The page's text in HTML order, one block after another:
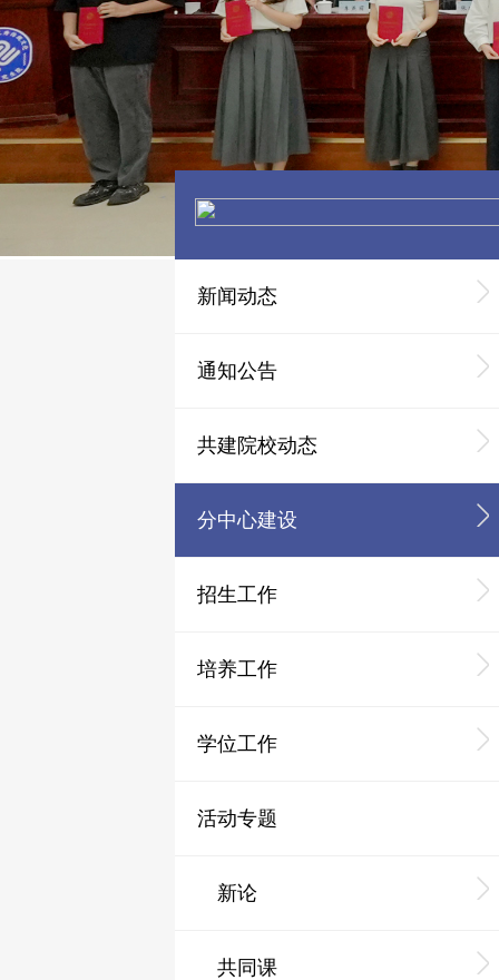
新闻动态
通知公告
共建院校动态
分中心建设
招生工作
培养工作
学位工作
活动专题
新论
共同课